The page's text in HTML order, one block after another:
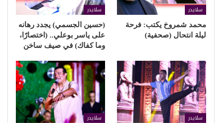
سلايدر
محمد شمروخ يكتب: فرحة
ليلة انتحال (صحفية)
سلايدر
(حسين الجسمي) يجدد رهانه
على ياسر بوعلي.. (اختصارًا،
وما كفاك) في صيف ساخن
سلايدر سلايدر